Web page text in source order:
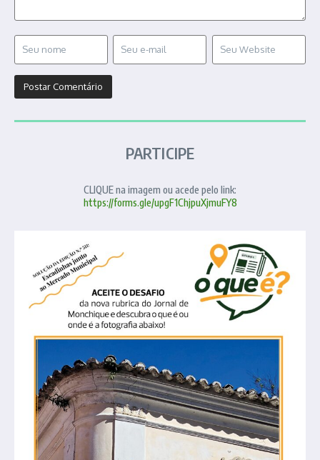
PARTICIPE
CLIQUE na imagem ou acede pelo link:
https://forms.gle/upgF1ChjpuXjmuFY8